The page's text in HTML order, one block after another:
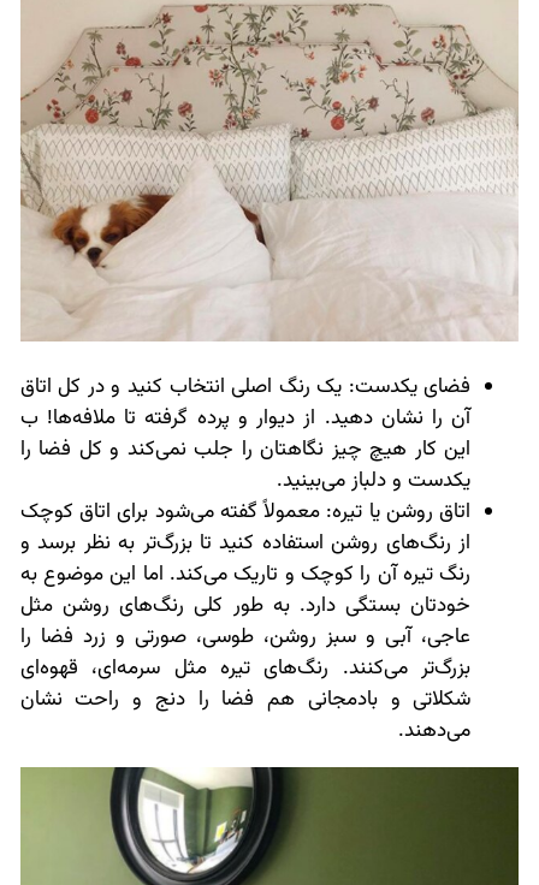
فضای یکدست: یک رنگ اصلی انتخاب کنید و در کل اتاق
آن را نشان دهید. از دیوار و پرده گرفته تا ملافه‌ها! ب
این کار هیچ چیز نگاهتان را جلب نمی‌کند و کل فضا را
یکدست و دلباز می‌بینید.
اتاق روشن یا تیره: معمولاً گفته می‌شود برای اتاق کوچک
از رنگ‌های روشن استفاده کنید تا بزرگ‌تر به نظر برسد و
رنگ تیره آن را کوچک و تاریک می‌کند. اما این موضوع به
خودتان بستگی دارد. به طور کلی رنگ‌های روشن مثل
عاجی، آبی و سبز روشن، طوسی، صورتی و زرد فضا را
بزرگ‌تر می‌کنند. رنگ‌های تیره مثل سرمه‌ای، قهوه‌ای
شکلاتی و بادمجانی هم فضا را دنج و راحت نشان
می‌دهند.